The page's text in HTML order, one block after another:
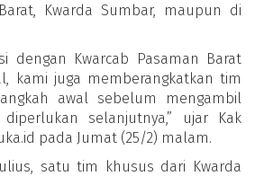
Kwarda Sumbar, maupun di
dengan Kwarcab Pasaman Barat
kami juga memberangkatkan tim
awal sebelum mengambil
selanjutnya,” ujar Kak
pada Jumat (25/2) malam.
satu tim khusus dari Kwarda